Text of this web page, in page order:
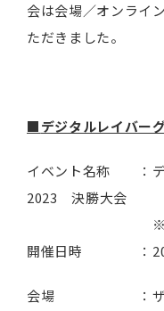
会は会場／オンライ
ただきました。
■デジタルレイバー
イベント名称 ：デ
2023 決勝大会
※SoftBank
開催日時 ：2023
会場 ：ザ・プ